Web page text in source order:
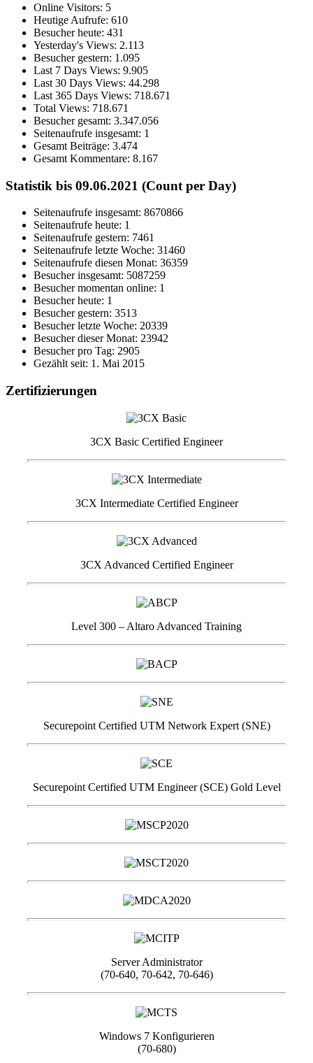
Online Visitors: 5
Heutige Aufrufe: 610
Besucher heute: 431
Yesterday's Views: 2.113
Besucher gestern: 1.095
Last 7 Days Views: 9.905
Last 30 Days Views: 44.298
Last 365 Days Views: 718.671
Total Views: 718.671
Besucher gesamt: 3.347.056
Seitenaufrufe insgesamt: 1
Gesamt Beiträge: 3.474
Gesamt Kommentare: 8.167
Statistik bis 09.06.2021 (Count per Day)
Seitenaufrufe insgesamt: 8670866
Seitenaufrufe heute: 1
Seitenaufrufe gestern: 7461
Seitenaufrufe letzte Woche: 31460
Seitenaufrufe diesen Monat: 36359
Besucher insgesamt: 5087259
Besucher momentan online: 1
Besucher heute: 1
Besucher gestern: 3513
Besucher letzte Woche: 20339
Besucher dieser Monat: 23942
Besucher pro Tag: 2905
Gezählt seit: 1. Mai 2015
Zertifizierungen
3CX Basic Certified Engineer
3CX Intermediate Certified Engineer
3CX Advanced Certified Engineer
Level 300 – Altaro Advanced Training
Securepoint Certified UTM Network Expert (SNE)
Securepoint Certified UTM Engineer (SCE) Gold Level
Server Administrator
(70-640, 70-642, 70-646)
Windows 7 Konfigurieren
(70-680)